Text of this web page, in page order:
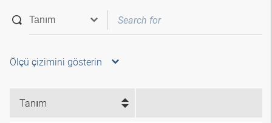
Ölçü çizimini gösterin
Tanım